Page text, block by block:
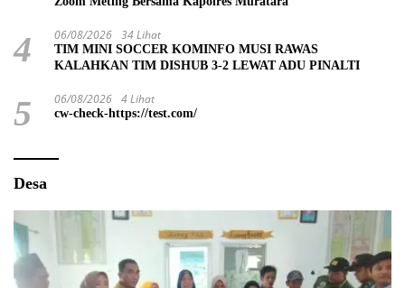
4 06/08/2026 34 Lihat
TIM MINI SOCCER KOMINFO MUSI RAWAS
KALAHKAN TIM DISHUB 3-2 LEWAT ADU PINALTI
5 06/08/2026 4 Lihat
cw-check-https://test.com/
Desa